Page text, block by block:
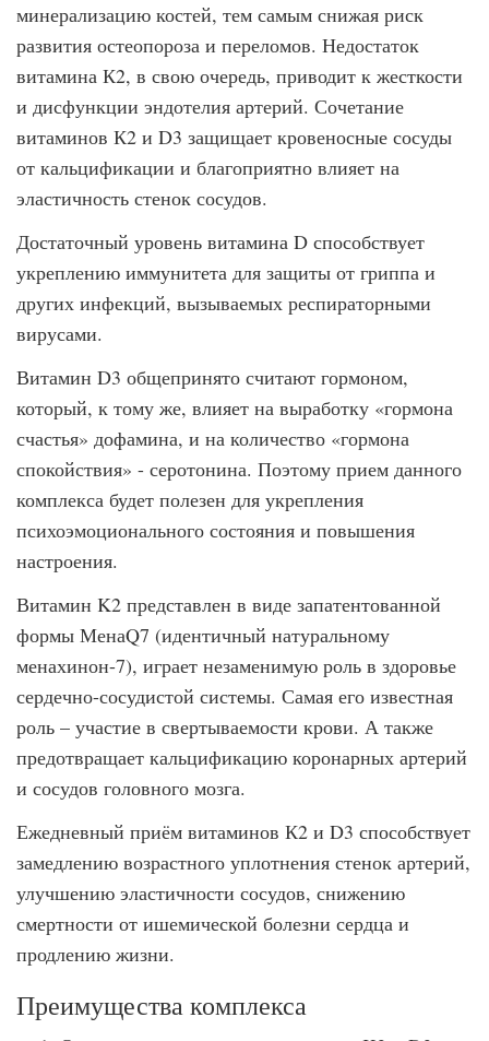
минерализацию костей, тем самым снижая риск
развития остеопороза и переломов. Недостаток
витамина К2, в свою очередь, приводит к жесткости
и дисфункции эндотелия артерий. Сочетание
витаминов К2 и D3 защищает кровеносные сосуды
от кальцификации и благоприятно влияет на
эластичность стенок сосудов.
Достаточный уровень витамина D способствует
укреплению иммунитета для защиты от гриппа и
других инфекций, вызываемых респираторными
вирусами.
Витамин D3 общепринято считают гормоном,
который, к тому же, влияет на выработку «гормона
счастья» дофамина, и на количество «гормона
спокойствия» - серотонина. Поэтому прием данного
комплекса будет полезен для укрепления
психоэмоционального состояния и повышения
настроения.
Витамин K2 представлен в виде запатентованной
формы МенаQ7 (идентичный натуральному
менахинон-7), играет незаменимую роль в здоровье
сердечно-сосудистой системы. Самая его известная
роль – участие в свертываемости крови. А также
предотвращает кальцификацию коронарных артерий
и сосудов головного мозга.
Ежедневный приём витаминов К2 и D3 способствует
замедлению возрастного уплотнения стенок артерий,
улучшению эластичности сосудов, снижению
смертности от ишемической болезни сердца и
продлению жизни.
Преимущества комплекса